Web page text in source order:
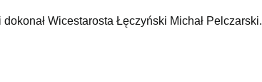
Wicestarosta Łęczyński Michał Pelczarski.